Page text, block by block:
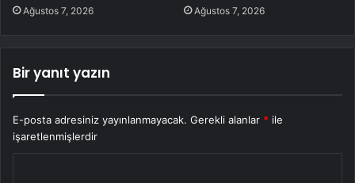
Ağustos 7, 2026 Ağustos 7, 2026
Bir yanıt yazın
E-posta adresiniz yayınlanmayacak. Gerekli alanlar * ile
işaretlenmişlerdir